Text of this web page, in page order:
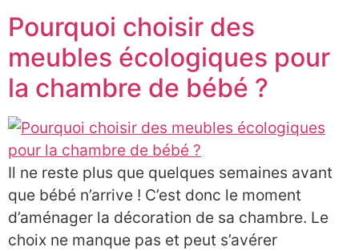
Pourquoi choisir des
meubles écologiques pour
la chambre de bébé ?
Il ne reste plus que quelques semaines avant
que bébé n’arrive ! C’est donc le moment
d’aménager la décoration de sa chambre. Le
choix ne manque pas et peut s’avérer